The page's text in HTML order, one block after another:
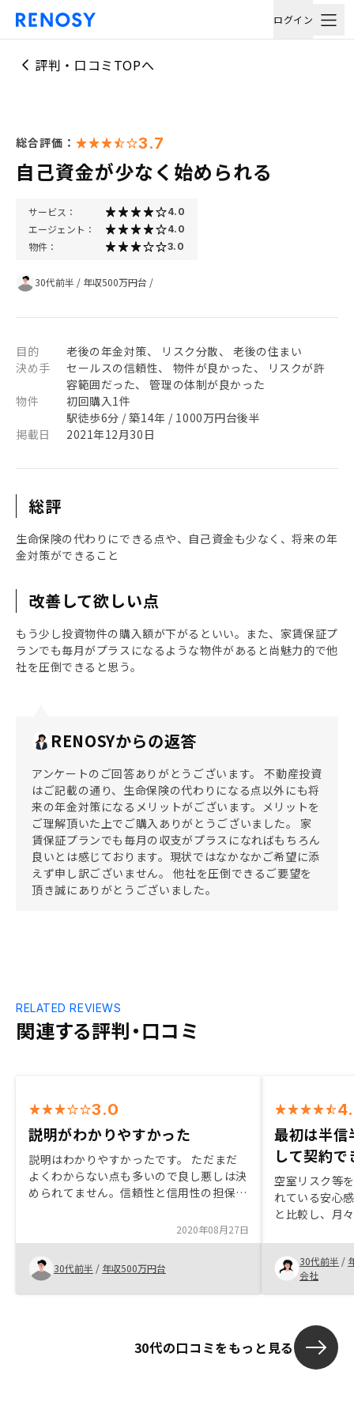
ログイン
評判・口コミTOPへ
総合評価： 3.7
自己資金が少なく始められる
サービス： 4.0
エージェント： 4.0
物件： 3.0
30代前半 / 年収500万円台 /
目的
老後の年金対策、 リスク分散、 老後の住まい
決め手
セールスの信頼性、 物件が良かった、 リスクが許
容範囲だった、 管理の体制が良かった
物件
初回購入1件
駅徒歩6分 / 築14年 / 1000万円台後半
掲載日
2021年12月30日
総評
生命保険の代わりにできる点や、自己資金も少なく、将来の年
金対策ができること
改善して欲しい点
もう少し投資物件の購入額が下がるといい。また、家賃保証プ
ランでも毎月がプラスになるような物件があると尚魅力的で他
社を圧倒できると思う。
RENOSYからの返答
アンケートのご回答ありがとうございます。 不動産投資
はご記載の通り、生命保険の代わりになる点以外にも将
来の年金対策になるメリットがございます。メリットを
ご理解頂いた上でご購入ありがとうございました。 家
賃保証プランでも毎月の収支がプラスになればもちろん
良いとは感じております。現状ではなかなかご希望に添
えず申し訳ございません。 他社を圧倒できるご要望を
頂き誠にありがとうございました。
関連する評判・口コミ
RELATED REVIEWS
3.0
説明がわかりやすかった
説明はわかりやすかったです。 ただまだ
よくわからない点も多いので良し悪しは決
められてません。信頼性と信用性の担保が
2020年08月27日
30代前半 / 年収500万円台
最初は半信
して契約で
空室リスク等
れている安心
と比較し、月
不安はありま
同僚だったこ
教えていただ
ことができま
ります。でき
して頂けると
30代前半 /
会社
30代の口コミをもっと見る